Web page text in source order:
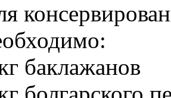
баклажанов